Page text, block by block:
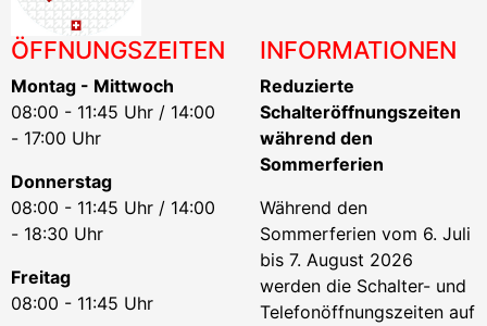
ÖFFNUNGSZEITEN
Montag - Mittwoch
08:00 - 11:45 Uhr / 14:00
- 17:00 Uhr
Donnerstag
08:00 - 11:45 Uhr / 14:00
- 18:30 Uhr
Freitag
08:00 - 11:45 Uhr
INFORMATIONEN
Reduzierte
Schalteröffnungszeiten
während den
Sommerferien
Während den
Sommerferien vom 6. Juli
bis 7. August 2026
werden die Schalter- und
Telefonöffnungszeiten auf